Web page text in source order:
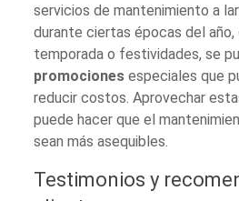
servicios de mantenimiento a
durante ciertas épocas del
temporada o festividades, se
promociones especiales que
reducir costos. Aprovechar
puede hacer que el
sean más asequibles.
Testimonios y